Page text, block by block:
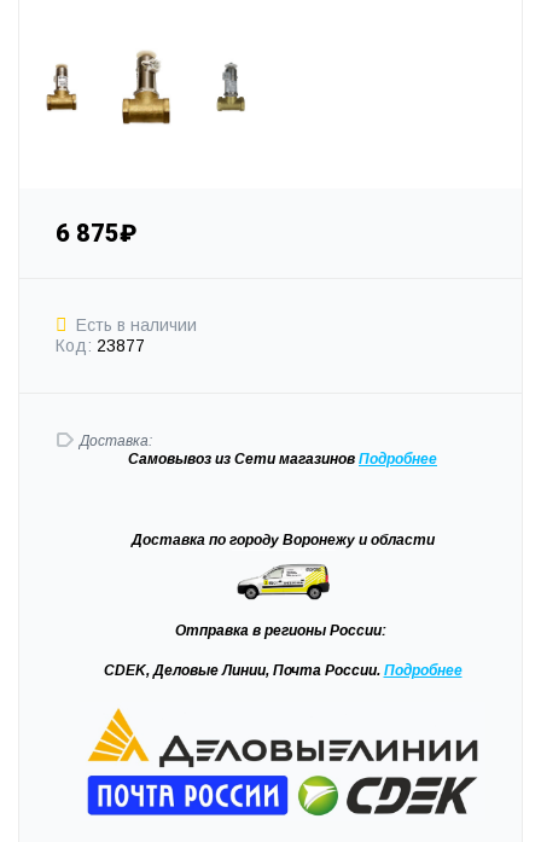
6 875₽
Есть в наличии
Код: 23877
Доставка:
Самовывоз из Сети магазинов Подробнее
Доставка по городу Воронежу и области
Отправка в регионы России:
CDEK, Деловые Линии, Почта России. Подробнее